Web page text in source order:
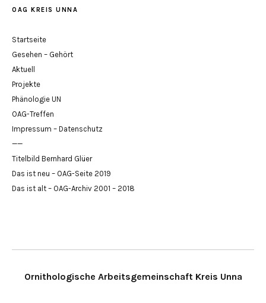
OAG KREIS UNNA
Startseite
Gesehen – Gehört
Aktuell
Projekte
Phänologie UN
OAG-Treffen
Impressum – Datenschutz
——
Titelbild Bernhard Glüer
Das ist neu – OAG-Seite 2019
Das ist alt – OAG-Archiv 2001 – 2018
Ornithologische Arbeitsgemeinschaft Kreis Unna